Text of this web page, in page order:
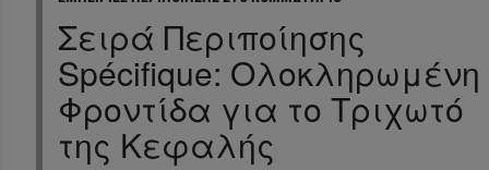
Σειρά Περιποίησης
Spécifique: Ολοκληρωμένη
Φροντίδα για το Τριχωτό
της Κεφαλής